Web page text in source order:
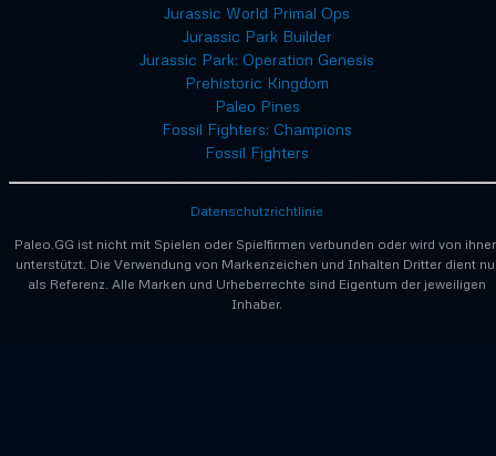
Jurassic World Primal Ops
Jurassic Park Builder
Jurassic Park: Operation Genesis
Prehistoric Kingdom
Paleo Pines
Fossil Fighters: Champions
Fossil Fighters
Paleo.GG ist nicht mit Spielen oder Spielfirmen verbunden oder wird von
unterstützt. Die Verwendung von Markenzeichen und Inhalten Dritter dient
als Referenz. Alle Marken und Urheberrechte sind Eigentum der jeweiligen
Inhaber.
Datenschutzrichtlinie